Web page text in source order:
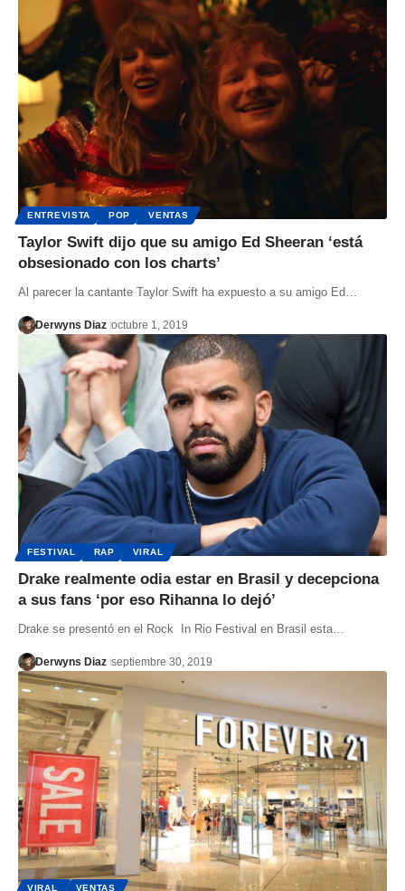
ENTREVISTA POP VENTAS
Taylor Swift dijo que su amigo Ed Sheeran ‘está
obsesionado con los charts’
Al parecer la cantante Taylor Swift ha expuesto a su amigo Ed…
Derwyns Diaz octubre 1, 2019
FESTIVAL RAP VIRAL
Drake realmente odia estar en Brasil y decepciona
a sus fans ‘por eso Rihanna lo dejó’
Drake se presentó en el Rock In Rio Festival en Brasil esta…
Derwyns Diaz septiembre 30, 2019
VIRAL VENTAS